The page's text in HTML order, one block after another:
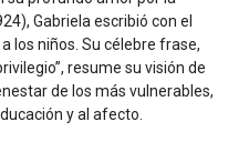
Gabriela escribió con el
los niños. Su célebre frase,
resume su visión de
de los más vulnerables,
y al afecto.